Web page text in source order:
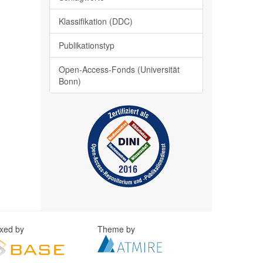
Klassifikation (DDC)
Publikationstyp
Open-Access-Fonds (Universität
Bonn)
by Theme by